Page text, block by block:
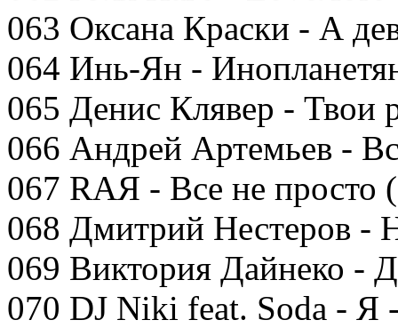
063 Оксана Краски - А
064 Инь-Ян -
065 Денис Клявер - Твои
066 Андрей Артемьев -
067 RAЯ - Все не просто
068 Дмитрий Нестеров -
069 Виктория Дайнеко -
070 DJ Niki feat. Soda - Я